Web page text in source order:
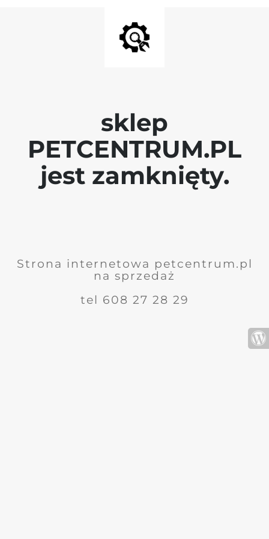
sklep
PETCENTRUM.PL
jest zamknięty.
Strona internetowa petcentrum.pl
na sprzedaż
tel 608 27 28 29